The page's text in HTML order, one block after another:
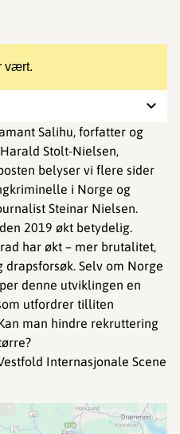
vært.
Salihu, forfatter og
Stolt-Nielsen,
belyser vi flere sider
i Norge og
Steinar Nielsen.
2019 økt betydelig.
har økt – mer brutalitet,
Selv om Norge
denne utviklingen en
utfordrer tilliten
man hindre rekruttering
Internasjonale Scene